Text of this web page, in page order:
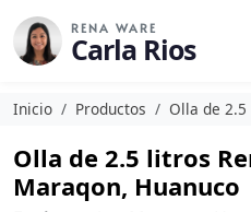
RENA WARE
Carla Rios
Inicio Productos Olla de
Olla de 2.5 litros
Maraqon, Huanuco